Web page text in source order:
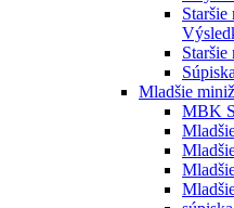
Mladšie
MBK